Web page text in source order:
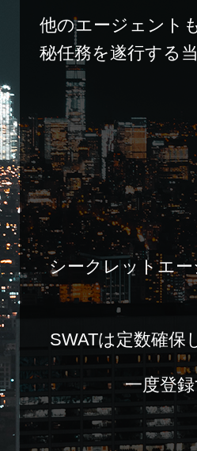
他のエージェント
秘任務を遂行する
シークレットエ
SWATは定数確保
一度登